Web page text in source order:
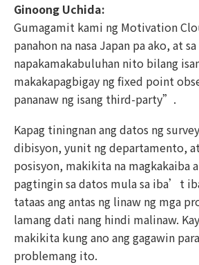
Ginoong Uchida:
Gumagamit kami ng Motivation
panahon na nasa Japan pa ako, at
napakamakabuluhan nito bilang
makakapagbigay ng fixed point
pananaw ng isang third-party”.
Kapag tiningnan ang datos ng
dibisyon, yunit ng departamento,
posisyon, makikita na magkakaiba
pagtingin sa datos mula sa iba’t
tataas ang antas ng linaw ng mga
lamang dati nang hindi malinaw.
makikita kung ano ang gagawin
problemang ito.